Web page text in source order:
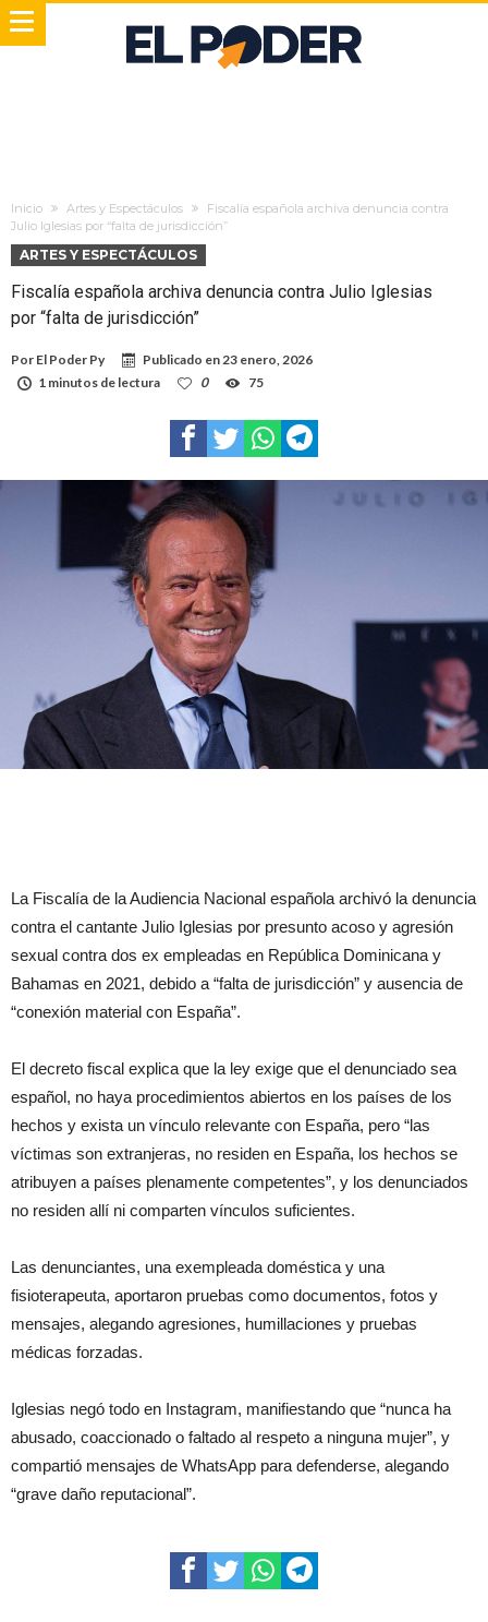
Inicio Artes y Espectáculos
Fiscalía española archiva denuncia contra
Julio Iglesias por “falta de jurisdicción”
ARTES Y ESPECTÁCULOS
Fiscalía española archiva denuncia contra Julio Iglesias
por “falta de jurisdicción”
Por El Poder Py Publicado en23 enero, 2026
1 minutos de lectura
0 75
La Fiscalía de la Audiencia Nacional española archivó la denuncia
contra el cantante Julio Iglesias por presunto acoso y agresión
sexual contra dos ex empleadas en República Dominicana y
Bahamas en 2021, debido a “falta de jurisdicción” y ausencia de
“conexión material con España”.
El decreto fiscal explica que la ley exige que el denunciado sea
español, no haya procedimientos abiertos en los países de los
hechos y exista un vínculo relevante con España, pero “las
víctimas son extranjeras, no residen en España, los hechos se
atribuyen a países plenamente competentes”, y los denunciados
no residen allí ni comparten vínculos suficientes.
Las denunciantes, una exempleada doméstica y una
fisioterapeuta, aportaron pruebas como documentos, fotos y
mensajes, alegando agresiones, humillaciones y pruebas
médicas forzadas.
Iglesias negó todo en Instagram, manifiestando que “nunca ha
abusado, coaccionado o faltado al respeto a ninguna mujer”, y
compartió mensajes de WhatsApp para defenderse, alegando
“grave daño reputacional”.